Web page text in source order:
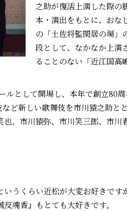
之助が復活上演した際の
本・演出をもとに、おな
の「土佐将監閑居の場」
段として、なかなか上演
ることのない「近江国高
ルとして開場し、本年で創立80周
ど新しい歌舞伎を市川猿之助と
、市川猿弥、市川笑三郎、市川
うくらい近松が大変お好きです
魂香』もとても大好きです。